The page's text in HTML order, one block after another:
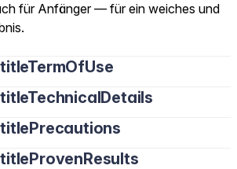
für Anfänger — für ein weiches und